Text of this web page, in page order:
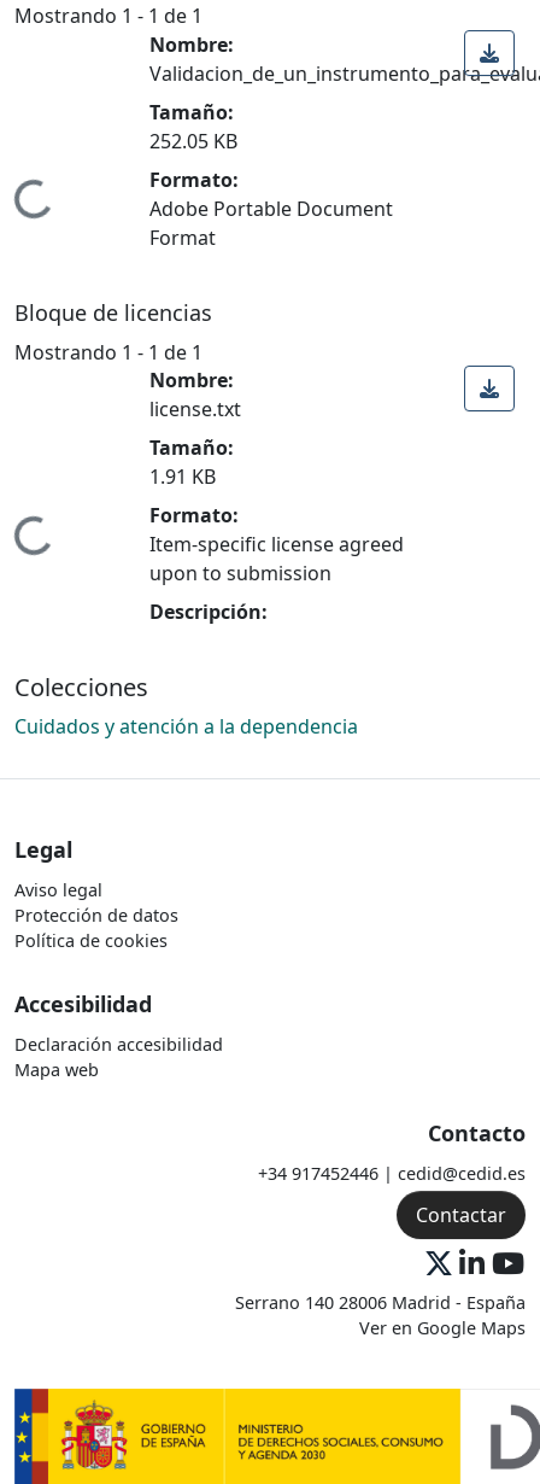
Mostrando 1 - 1 de 1
Cargando...
Nombre:
Tamaño:
252.05 KB
Formato:
Adobe Portable Document
Format
Bloque de licencias
Mostrando 1 - 1 de 1
Cargando...
Nombre:
license.txt
Tamaño:
1.91 KB
Formato:
Item-specific license agreed
upon to submission
Descripción:
Colecciones
Cuidados y atención a la dependencia
Legal
Aviso legal
Protección de datos
Política de cookies
Accesibilidad
Declaración accesibilidad
Mapa web
Contacto
+34 917452446 | cedid@cedid.es
Contactar
Serrano 140 28006 Madrid - España
Ver en Google Maps